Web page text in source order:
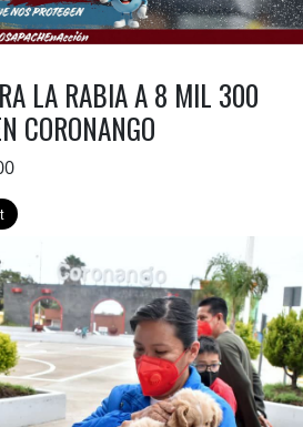
LA RABIA A 8 MIL 300
CORONANGO